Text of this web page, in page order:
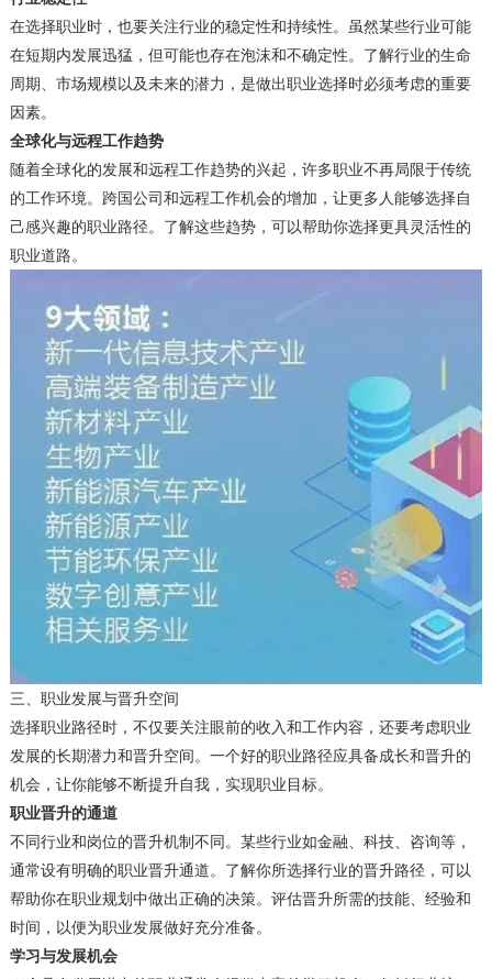
在选择职业时，也要关注行业的稳定性和持续性。虽然某些行业可能
在短期内发展迅猛，但可能也存在泡沫和不确定性。了解行业的生命
周期、市场规模以及未来的潜力，是做出职业选择时必须考虑的重要
因素。
全球化与远程工作趋势
随着全球化的发展和远程工作趋势的兴起，许多职业不再局限于传统
的工作环境。跨国公司和远程工作机会的增加，让更多人能够选择自
己感兴趣的职业路径。了解这些趋势，可以帮助你选择更具灵活性的
职业道路。
三、职业发展与晋升空间
选择职业路径时，不仅要关注眼前的收入和工作内容，还要考虑职业
发展的长期潜力和晋升空间。一个好的职业路径应具备成长和晋升的
机会，让你能够不断提升自我，实现职业目标。
职业晋升的通道
不同行业和岗位的晋升机制不同。某些行业如金融、科技、咨询等，
通常设有明确的职业晋升通道。了解你所选择行业的晋升路径，可以
帮助你在职业规划中做出正确的决策。评估晋升所需的技能、经验和
时间，以便为职业发展做好充分准备。
学习与发展机会